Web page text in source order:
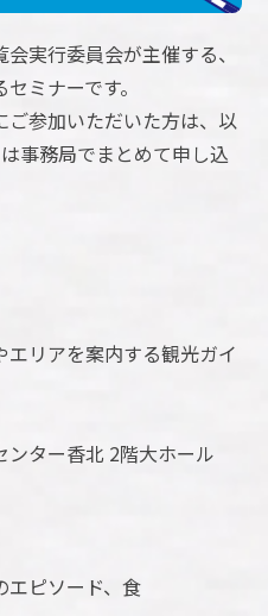
実行委員会が主催する、
ミナーです。
参加いただいた方は、以
事務局でまとめて申し込
リアを案内する観光ガイ
ター香北 2階大ホール
ピソード、食